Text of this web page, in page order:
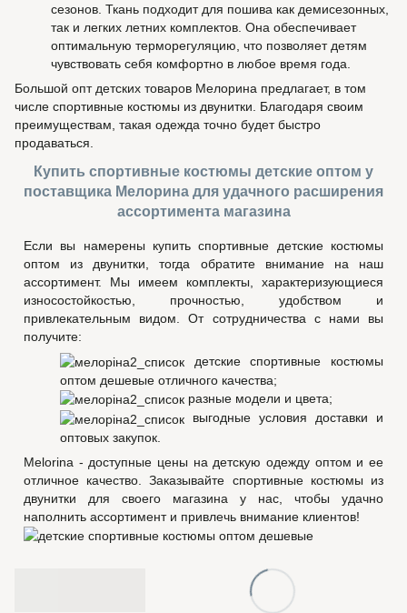
сезонов. Ткань подходит для пошива как демисезонных,
так и легких летних комплектов. Она обеспечивает
оптимальную терморегуляцию, что позволяет детям
чувствовать себя комфортно в любое время года.
Большой опт детских товаров Мелорина предлагает, в том
числе спортивные костюмы из двунитки. Благодаря своим
преимуществам, такая одежда точно будет быстро
продаваться.
Купить спортивные костюмы детские оптом у
поставщика Мелорина для удачного расширения
ассортимента магазина
Если вы намерены купить спортивные детские костюмы
оптом из двунитки, тогда обратите внимание на наш
ассортимент. Мы имеем комплекты, характеризующиеся
износостойкостью, прочностью, удобством и
привлекательным видом. От сотрудничества с нами вы
получите:
детские спортивные костюмы
оптом дешевые отличного качества;
разные модели и цвета;
выгодные условия доставки и
оптовых закупок.
Melorina - доступные цены на детскую одежду оптом и ее
отличное качество. Заказывайте спортивные костюмы из
двунитки для своего магазина у нас, чтобы удачно
наполнить ассортимент и привлечь внимание клиентов!